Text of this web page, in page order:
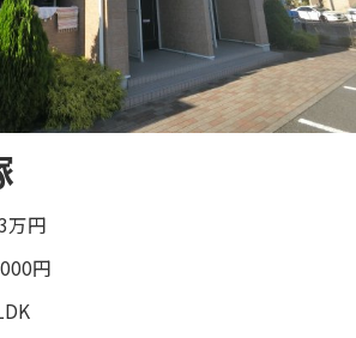
万円
円